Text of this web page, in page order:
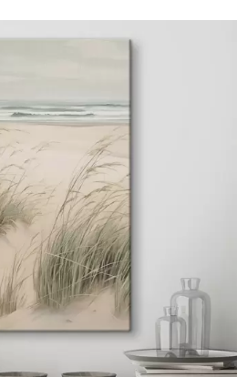
полотна
запаху
полотна